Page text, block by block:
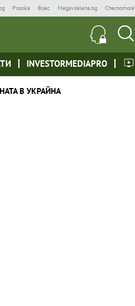
Posoka Boec Megavselena.bg Chernomore
INVESTORMEDIAPRO
В УКРАЙНА